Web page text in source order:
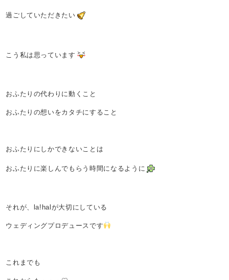
過ごしていただきたい
こう私は思っています
おふたりの代わりに動くこと
おふたりの想いをカタチにすること
おふたりにしかできないことは
おふたりに楽しんでもらう時間になるように
それが、la!halが大切にしている
ウェディングプロデュースです
これまでも